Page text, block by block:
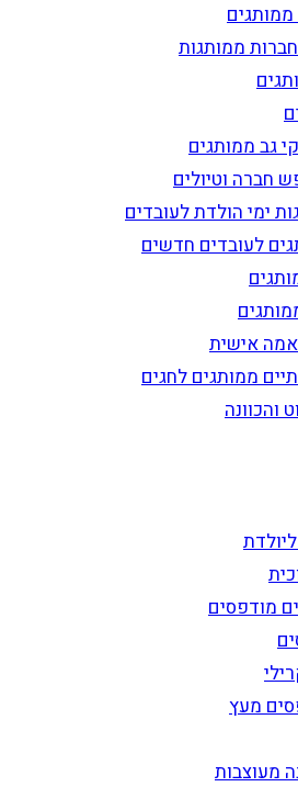
ממותגים
ממותגות
גב ממותגים
חברה וטיולים
ימי הולדת לעובדים
לעובדים חדשים
אישית
ממותגים לחגים
והכוונה
מודפסים
מעץ
מעוצבות